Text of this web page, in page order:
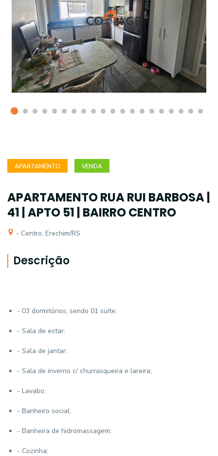
APARTAMENTO VENDA
APARTAMENTO RUA RUI BARBOSA |
41 | APTO 51 | BAIRRO CENTRO
- Centro, Erechim/RS
Descrição
- 03 dormitórios, sendo 01 suíte;
- Sala de estar;
- Sala de jantar;
- Sala de inverno c/ churrasqueira e lareira;
- Lavabo;
- Banheiro social;
- Banheira de hidromassagem;
- Cozinha;